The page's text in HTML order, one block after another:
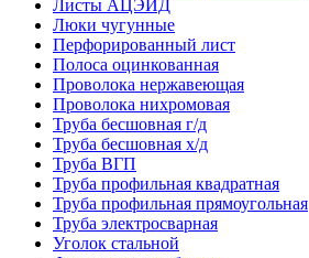
Листы АЦЭИД
Люки чугунные
Перфорированный лист
Полоса оцинкованная
Проволока нержавеющая
Проволока нихромовая
Труба бесшовная г/д
Труба бесшовная х/д
Труба ВГП
Труба профильная квадратная
Труба профильная прямоугольная
Труба электросварная
Уголок стальной